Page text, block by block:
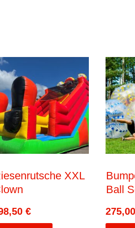
XXL
€
Ball